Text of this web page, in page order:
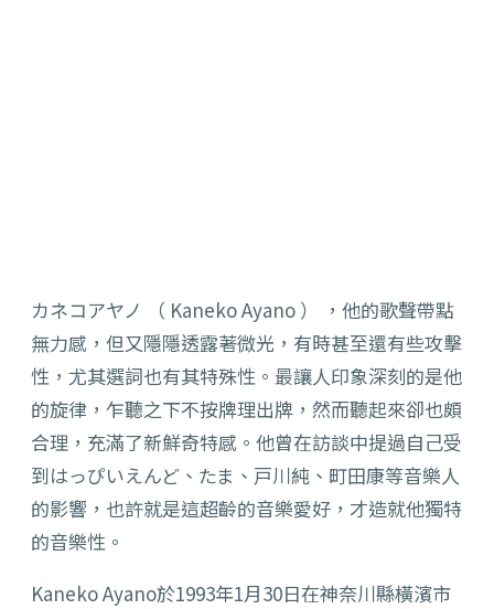
カネコアヤノ （ Kaneko Ayano ） ，他的歌聲帶點
無力感，但又隱隱透露著微光，有時甚至還有些攻擊
性，尤其選詞也有其特殊性。最讓人印象深刻的是他
的旋律，乍聽之下不按牌理出牌，然而聽起來卻也頗
合理，充滿了新鮮奇特感。他曾在訪談中提過自己受
到はっぴいえんど、たま、戸川純、町田康等音樂人
的影響，也許就是這超齡的音樂愛好，才造就他獨特
的音樂性。
Kaneko Ayano於1993年1月30日在神奈川縣橫濱市